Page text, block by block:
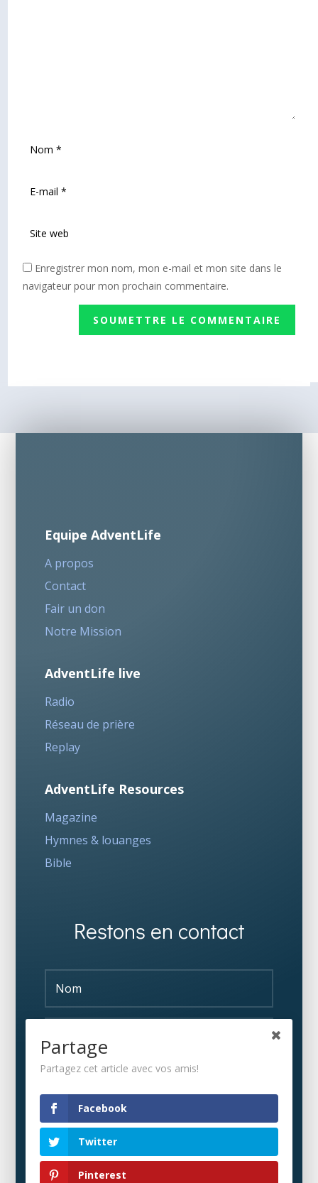
Enregistrer mon nom, mon e-mail et mon site dans le
navigateur pour mon prochain commentaire.
SOUMETTRE LE COMMENTAIRE
Equipe AdventLife
A propos
Contact
Fair un don
Notre Mission
AdventLife live
Radio
Réseau de prière
Replay
AdventLife Resources
Magazine
Hymnes & louanges
Bible
Restons en contact
Partage
Partagez cet article avec vos amis!
Facebook
Twitter
Pinterest